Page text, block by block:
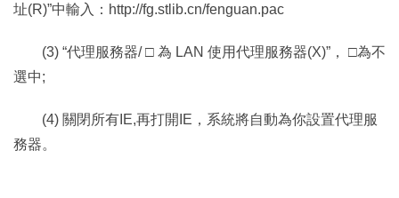
址(R)”中輸入：http://fg.stlib.cn/fenguan.pac
(3) “代理服務器/ □ 為 LAN 使用代理服務器(X)”， □為不
選中;
(4) 關閉所有IE,再打開IE，系統將自動為你設置代理服
務器。